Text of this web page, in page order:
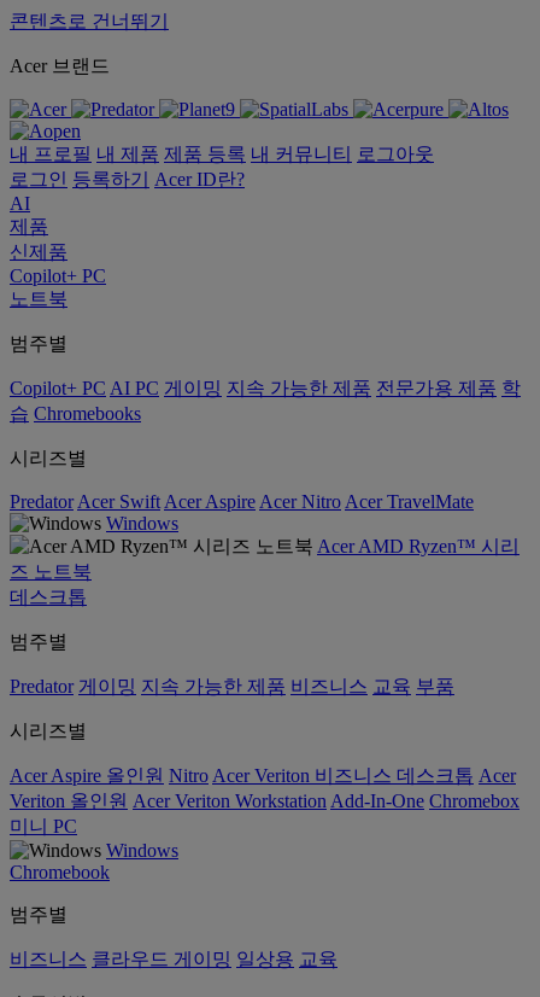
콘텐츠로 건너뛰기
Acer 브랜드
내 프로필 내 제품 제품 등록 내 커뮤니티
로그아웃
로그인
등록하기
Acer ID란?
AI
제품
신제품
Copilot+ PC
노트북
범주별
Copilot+ PC AI PC 게이밍 지속 가능한 제품 전문가용 제품 학
습 Chromebooks
시리즈별
Predator Acer Swift Acer Aspire Acer Nitro Acer TravelMate
Windows
Acer AMD Ryzen™ 시리
즈 노트북
데스크톱
범주별
Predator 게이밍 지속 가능한 제품 비즈니스 교육 부품
시리즈별
Acer Aspire 올인원 Nitro Acer Veriton 비즈니스 데스크톱 Acer
Veriton 올인원 Acer Veriton Workstation Add-In-One Chromebox
미니 PC
Windows
Chromebook
범주별
비즈니스 클라우드 게이밍 일상용 교육